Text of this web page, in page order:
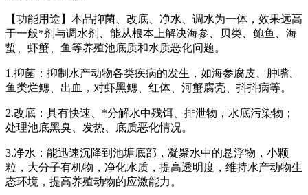
【功能用途】本品抑菌、改底、净水、调水为一体，效果远高
于一般*剂与调水剂、能从根本上解决海参、贝类、鲍鱼、海
蜇、虾蟹、鱼等养殖池底质和水质恶化问题。
1.抑菌：抑制水产动物各类疾病的发生，如海参腐皮、肿嘴、
鱼类烂鳃、出血，对虾黑鳃、红体、河蟹腐壳、抖抖病等。
2.改底：具有快速、*分解水中残饵、排泄物，水底污染物；
处理池底黑臭、发热、底质恶化情况。
3.净水：能迅速沉降到池塘底部，凝聚水中的悬浮物，小颗
粒，大分子有机物，净化水质，提高透明度，维持水产动物生
态环境，提高养殖动物的应激能力。